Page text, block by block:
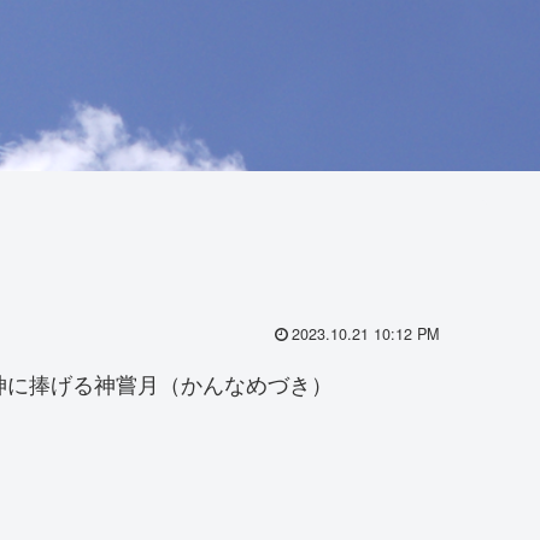
2023.10.21 10:12 PM
げる神嘗月（かんなめづき）